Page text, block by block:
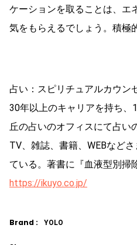
ケーションを取ることは、エ
気をもらえるでしょう。積極
占い：スピリチュアルカウン
30年以上のキャリアを持ち、
丘の占いのオフィスにて占い
TV、雑誌、書籍、WEBなど
ている。著書に『血液型別掃
https://ikuyo.co.jp/
Brand : YOLO